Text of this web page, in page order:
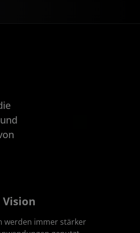
werden immer stärker